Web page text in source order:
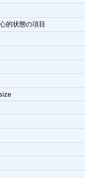
的状態の項目